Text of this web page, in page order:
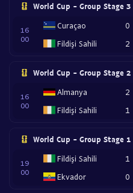
World Cup - Group Stage 3
16
00
Curaçao
Fildişi Sahili
0
2
World Cup - Group Stage 2
16
00
Almanya
Fildişi Sahili
2
1
World Cup - Group Stage 1
19
00
Fildişi Sahili
Ekvador
1
0